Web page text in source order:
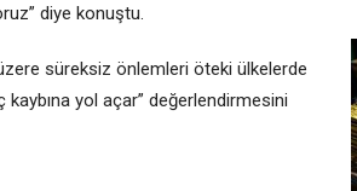
diye konuştu.
süreksiz önlemleri öteki ülkelerde
yol açar” değerlendirmesini